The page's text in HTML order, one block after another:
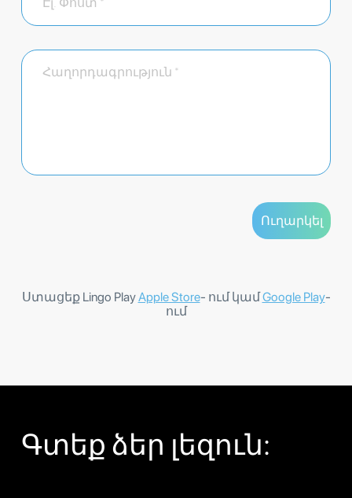
Ստացեք Lingo PlayApple Store- ում կամGoogle Play-
ում
Գտեք ձեր լեզուն: